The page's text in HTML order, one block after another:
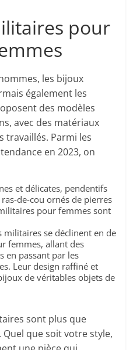
pour
les bijoux
également les
des modèles
avec des matériaux
travaillés. Parmi les
en 2023, on
et délicates, pendentifs
de-cou ornés de pierres
pour femmes sont
militaires se déclinent en de
femmes, allant des
en passant par les
Leur design raffiné et
de véritables objets de
sont plus que
Quel que soit votre style,